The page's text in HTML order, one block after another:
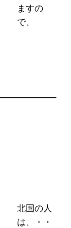
ますの
で、
北国の人
は、・・